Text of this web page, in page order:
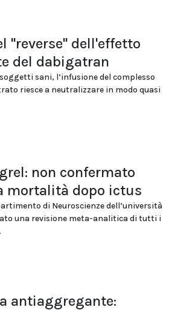
"reverse" dell'effetto
del dabigatran
sani, l’infusione del complesso
riesce a neutralizzare in modo quasi
non confermato
mortalità dopo ictus
di Neuroscienze dell’università
una revisione meta-analitica di tutti i
antiaggregante: